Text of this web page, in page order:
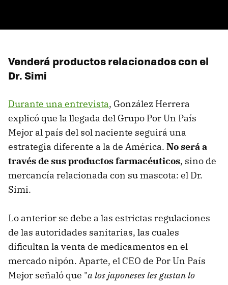
Venderá productos relacionados con el
Dr. Simi
Durante una entrevista, González Herrera
explicó que la llegada del Grupo Por Un País
Mejor al país del sol naciente seguirá una
estrategia diferente a la de América. No será a
través de sus productos farmacéuticos, sino de
mercancía relacionada con su mascota: el Dr.
Simi.
Lo anterior se debe a las estrictas regulaciones
de las autoridades sanitarias, las cuales
dificultan la venta de medicamentos en el
mercado nipón. Aparte, el CEO de Por Un País
Mejor señaló que "a los japoneses les gustan lo